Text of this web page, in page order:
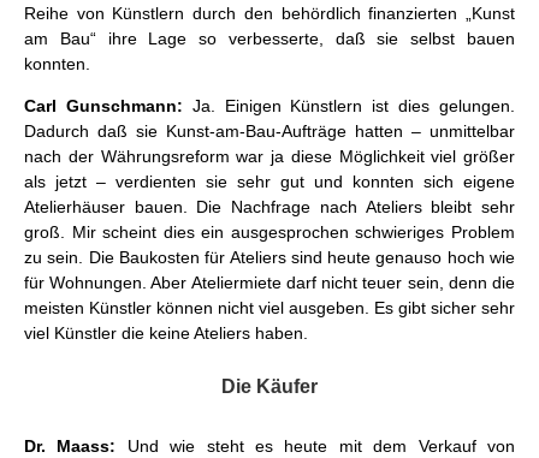
Reihe von Künstlern durch den behördlich finanzierten „Kunst
am Bau“ ihre Lage so verbesserte, daß sie selbst bauen
konnten.
Carl Gunschmann: Ja. Einigen Künstlern ist dies gelungen.
Dadurch daß sie Kunst-am-Bau-Aufträge hatten – unmittelbar
nach der Währungsreform war ja diese Möglichkeit viel größer
als jetzt – verdienten sie sehr gut und konnten sich eigene
Atelierhäuser bauen. Die Nachfrage nach Ateliers bleibt sehr
groß. Mir scheint dies ein ausgesprochen schwieriges Problem
zu sein. Die Baukosten für Ateliers sind heute genauso hoch wie
für Wohnungen. Aber Ateliermiete darf nicht teuer sein, denn die
meisten Künstler können nicht viel ausgeben. Es gibt sicher sehr
viel Künstler die keine Ateliers haben.
Die Käufer
Dr. Maass: Und wie steht es heute mit dem Verkauf von